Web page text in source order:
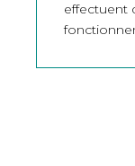
effectuent